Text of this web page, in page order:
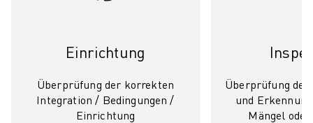
Einrichtung
Überprüfung der korrekten
Integration / Bedingungen /
Einrichtung
Überprüfung
und
Mängel